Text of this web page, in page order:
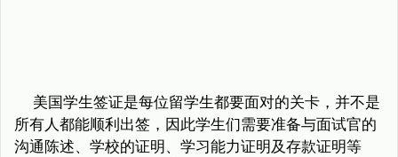
美国学生签证是每位留学生都要面对的关卡，并不是
所有人都能顺利出签，因此学生们需要准备与面试官的
沟通陈述、学校的证明、学习能力证明及存款证明等